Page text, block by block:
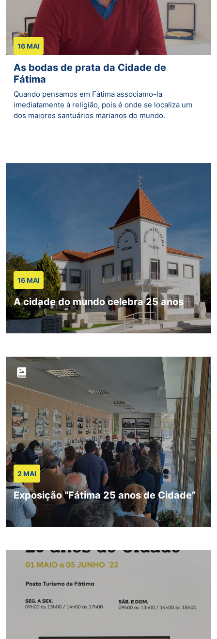
16 MAI
As bodas de prata da Cidade de
Fátima
Quando pensamos em Fátima associamo-la
imediatamente à religião, pois é onde se localiza um
dos maiores santuários marianos do mundo.
16 MAI
A cidade do mundo celebra 25 anos
2 MAI
Exposição “Fátima 25 anos de Cidade”